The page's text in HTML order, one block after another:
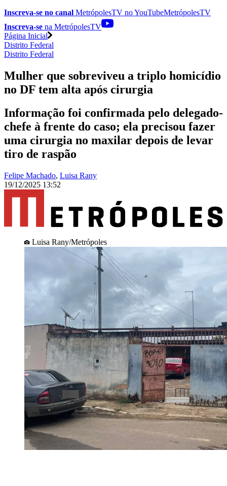
Inscreva-se no canal MetrópolesTV noYouTubeMetrópolesTV
Inscreva-se na MetrópolesTV
Página Inicial
Distrito Federal
Distrito Federal
Mulher que sobreviveu a triplo homicídio
no DF tem alta após cirurgia
Informação foi confirmada pelo delegado-
chefe à frente do caso; ela precisou fazer
uma cirurgia no maxilar depois de levar
tiro de raspão
Felipe Machado, Luisa Rany
19/12/2025 13:52
Luisa Rany/Metrópoles